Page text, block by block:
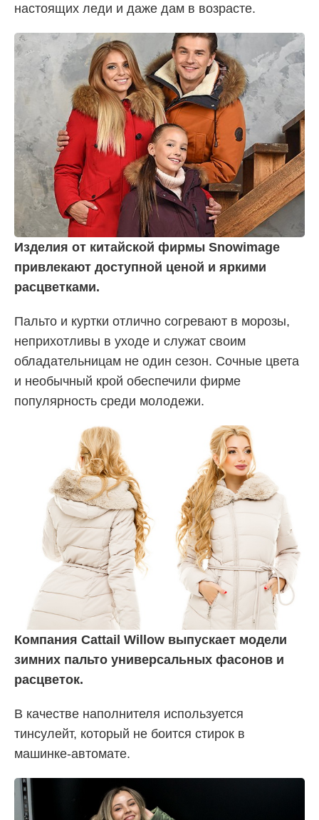
настоящих леди и даже дам в возрасте.
Изделия от китайской фирмы Snowimage
привлекают доступной ценой и яркими
расцветками.
Пальто и куртки отлично согревают в морозы,
неприхотливы в уходе и служат своим
обладательницам не один сезон. Сочные цвета
и необычный крой обеспечили фирме
популярность среди молодежи.
Компания Cattail Willow выпускает модели
зимних пальто универсальных фасонов и
расцветок.
В качестве наполнителя используется
тинсулейт, который не боится стирок в
машинке-автомате.